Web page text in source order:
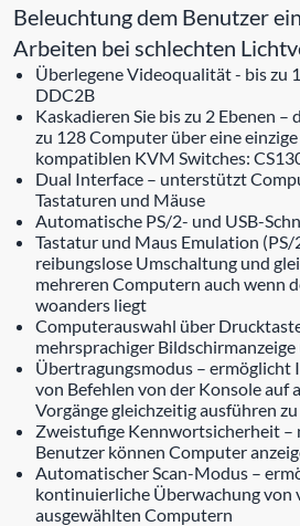
Beleuchtung dem Benutzer
Arbeiten bei schlechten
Überlegene Videoqualität - bis zu
DDC2B
Kaskadieren Sie bis zu 2 Ebenen
zu 128 Computer über eine
kompatiblen KVM Switches:
Dual Interface – unterstützt
Tastaturen und Mäuse
Automatische PS/2- und USB-
Tastatur und Maus Emulation (PS/
reibungslose Umschaltung und
mehreren Computern auch wenn
woanders liegt
Computerauswahl über
mehrsprachiger Bildschirmanzeige
Übertragungsmodus – ermöglicht
von Befehlen von der Konsole auf
Vorgänge gleichzeitig ausführen
Zweistufige Kennwortsicherheit
Benutzer können Computer
Automatischer Scan-Modus –
kontinuierliche Überwachung von
ausgewählten Computern